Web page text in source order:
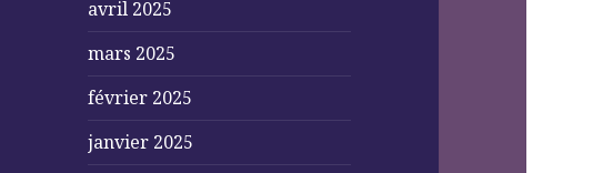
avril 2025
mars 2025
février 2025
janvier 2025